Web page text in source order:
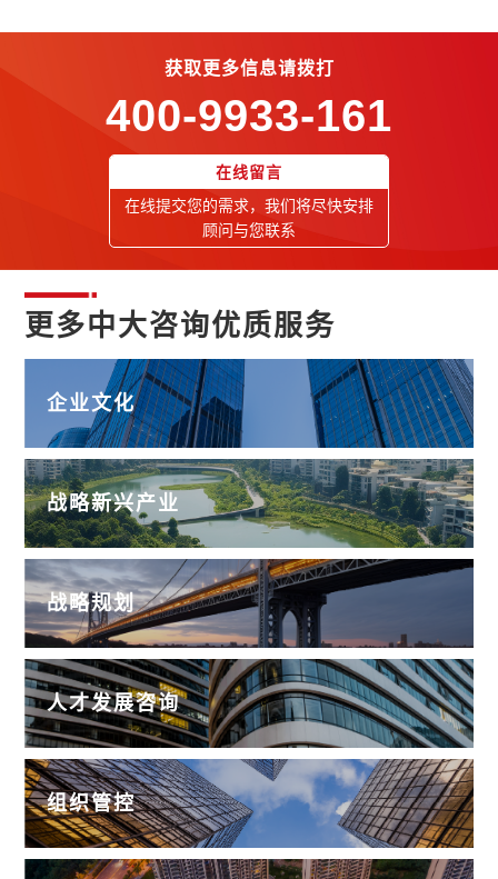
获取更多信息请拨打
400-9933-161
在线留言
在线提交您的需求，我们将尽快安排
顾问与您联系
更多中大咨询优质服务
企业文化
战略新兴产业
战略规划
人才发展咨询
组织管控